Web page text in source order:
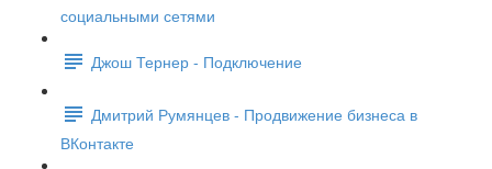
социальными сетями
Джош Тернер - Подключение
Дмитрий Румянцев - Продвижение бизнеса в
ВКонтакте